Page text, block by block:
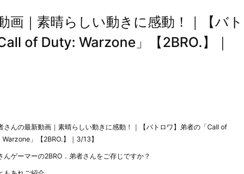
画｜素晴らしい動きに感動！｜【バト
of Duty: Warzone」【2BRO.】｜
さんの最新動画｜素晴らしい動きに感動！｜【バトロワ】弟者の「Call of
」【2BRO.】｜3/13】
んゲーマーの2BRO．弟者さんをご存じですか？